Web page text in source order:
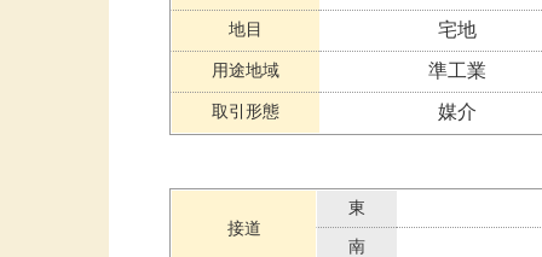
地目 宅地
用途地域 準工業
取引形態 媒介
接道
東
南